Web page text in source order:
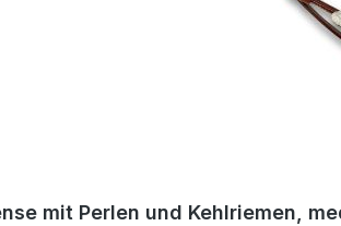
mit Perlen und Kehlriemen,